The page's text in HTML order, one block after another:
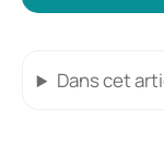
Dans cet